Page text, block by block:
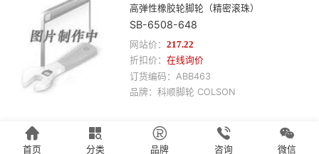
高弹性橡胶轮脚轮（精密滚珠）
SB-6508-648
网站价： 217.22
折扣价： 在线询价
订货编码： ABB463
品牌： 科顺脚轮 COLSON

首页

分类

品牌

咨询

微信